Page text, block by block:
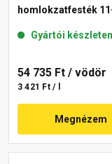
homlokzatfesték 11-
Gyártói készleten
54 735 Ft / vödör
3 421 Ft / l
Megnézem